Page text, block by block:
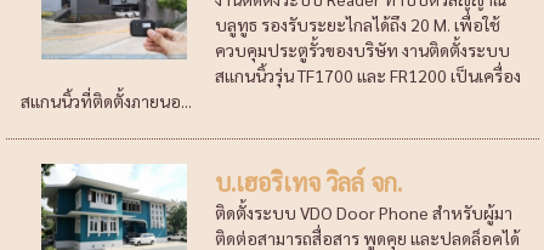
บลูทูธ รองรับระยะไกลได้ถึง 20 M. เพื่อใช้
ควบคุมประตูรั้วของบริษัท งานติดตั้งระบบ
สแกนนิ้วรุ่น TF1700 และ FR1200 เป็นเครื่อง
สแกนนิ้วที่ติดตั้งภายนอ...
บ.เฮอริเทจ วิลล์ จก.
ติดตั้งระบบ VDO Door Phone สำหรับผู้มา
ติดต่อสามารถสื่อสาร พูดคุย และปลดล็อคได้